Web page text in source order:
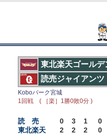
東北楽天ゴールデ
読売ジャイアンツ
Koboパーク宮城
1回戦 ( ［楽］1勝0敗0分 )
読 売 0 3 1
0
東北楽天
2 2 2 0